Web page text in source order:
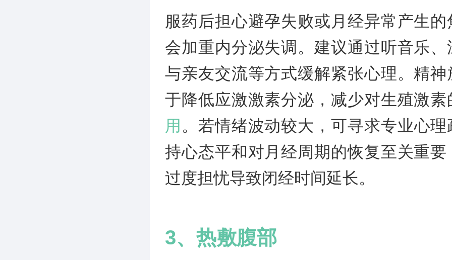
服药后担心避孕失败或月经异常产生的
会加重内分泌失调。建议通过听音乐、
与亲友交流等方式缓解紧张心理。精神
于降低应激激素分泌，减少对生殖激素
用 。若情绪波动较大，可寻求专业心理
持心态平和对月经周期的恢复至关重要
过度担忧导致闭经时间延长。
3、热敷腹部